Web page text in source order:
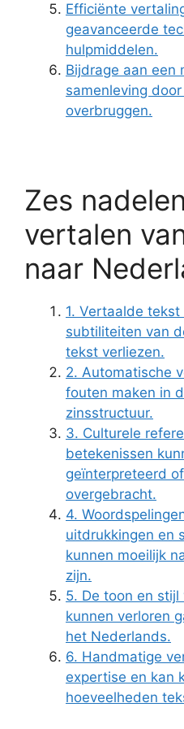
Efficiënte
geavanceerde
hulpmiddelen.
Bijdrage aan een
samenleving
overbruggen.
Zes
vertalen
naar
1. Vertaalde
subtiliteiten van
tekst verliezen.
2. Automatische
fouten maken in
zinsstructuur.
3. Culturele
betekenissen
geïnterpreteerd
overgebracht.
4.
uitdrukkingen en
kunnen moeilijk
zijn.
5. De toon en
kunnen verloren
het Nederlands.
6. Handmatige
expertise en kan
hoeveelheden